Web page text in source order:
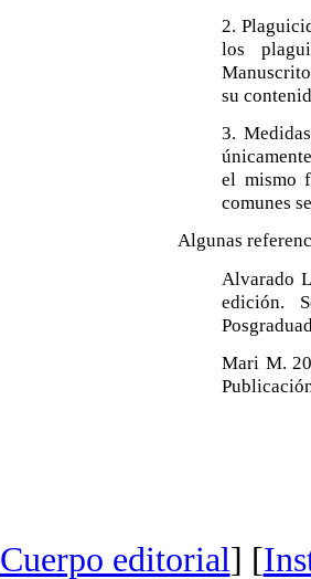
2.
los
su
3.
el mismo
comunes
Algunas
Alvarado
edición.
Mari M.
Cuerpo editorial] [